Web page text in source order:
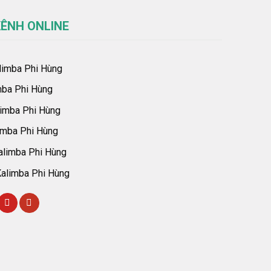
ONLINE
Phi Hùng
Phi Hùng
Phi Hùng
Phi Hùng
Phi Hùng
Phi Hùng